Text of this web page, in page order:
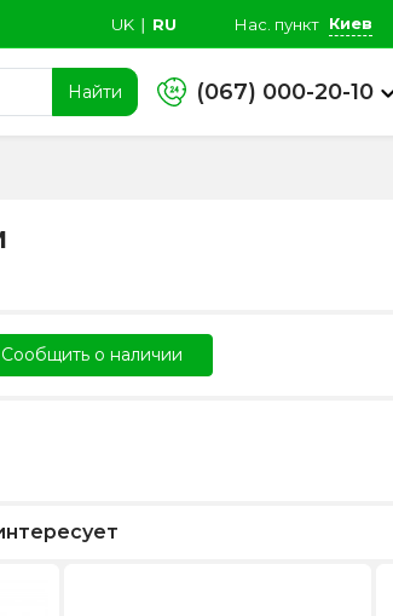
UK ∣ RU Нас. пункт Киев
Найти (067) 000-20-10
Сообщить о наличии